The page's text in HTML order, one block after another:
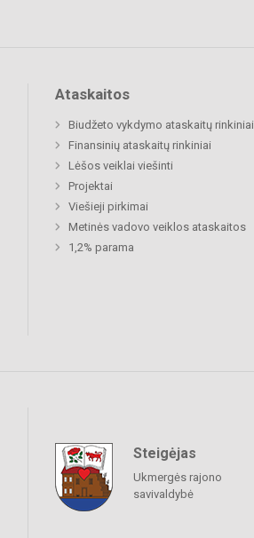
Ataskaitos
Biudžeto vykdymo ataskaitų rinkiniai
Finansinių ataskaitų rinkiniai
Lėšos veiklai viešinti
Projektai
Viešieji pirkimai
Metinės vadovo veiklos ataskaitos
1,2% parama
Steigėjas
Ukmergės rajono
savivaldybė